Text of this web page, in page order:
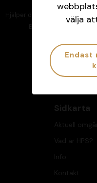
Hjälper dig att hålla koll på ditt
Besök
ATG.se/atgcheck
Sidkarta
Aktuell
Vad är HPS?
Info
Kontakt
välja
Endast